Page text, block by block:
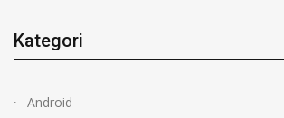
Kategori
Android